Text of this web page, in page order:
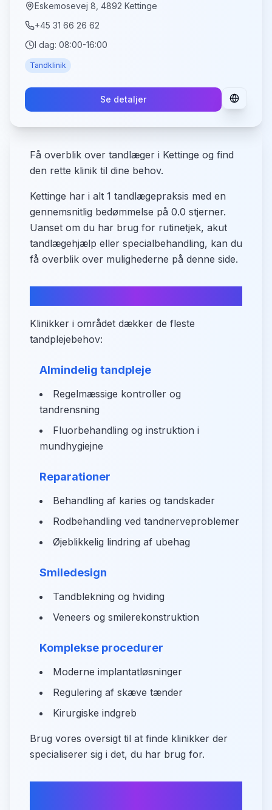
Eskemosevej 8, 4892 Kettinge
+45 31 66 26 62
I dag: 08:00-16:00
Tandklinik
Se detaljer
Få overblik over tandlæger i Kettinge og find
den rette klinik til dine behov.
Kettinge har i alt 1 tandlægepraksis med en
gennemsnitlig bedømmelse på 0.0 stjerner.
Uanset om du har brug for rutinetjek, akut
tandlægehjælp eller specialbehandling, kan du
få overblik over mulighederne på denne side.
Klinikker i området dækker de fleste
tandplejebehov:
Almindelig tandpleje
Regelmæssige kontroller og
tandrensning
Fluorbehandling og instruktion i
mundhygiejne
Reparationer
Behandling af karies og tandskader
Rodbehandling ved tandnerveproblemer
Øjeblikkelig lindring af ubehag
Smiledesign
Tandblekning og hviding
Veneers og smilerekonstruktion
Komplekse procedurer
Moderne implantatløsninger
Regulering af skæve tænder
Kirurgiske indgreb
Brug vores oversigt til at finde klinikker der
specialiserer sig i det, du har brug for.